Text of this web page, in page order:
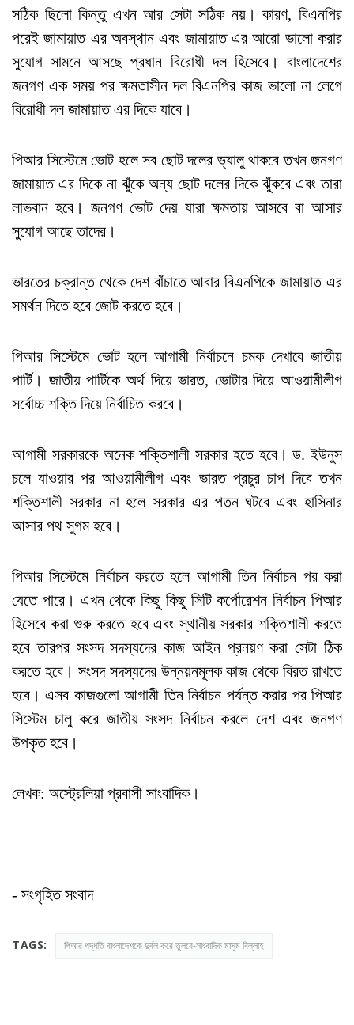
সঠিক ছিলো কিন্তু এখন আর সেটা সঠিক নয়। কারণ, বিএনপির
পরেই জামায়াত এর অবস্থান এবং জামায়াত এর আরো ভালো করার
সুযোগ সামনে আসছে প্রধান বিরোধী দল হিসেবে। বাংলাদেশের
জনগণ এক সময় পর ক্ষমতাসীন দল বিএনপির কাজ ভালো না লেগে
বিরোধী দল জামায়াত এর দিকে যাবে।
পিআর সিস্টেমে ভোট হলে সব ছোট দলের ভ্যালু থাকবে তখন জনগণ
জামায়াত এর দিকে না ঝুঁকে অন্য ছোট দলের দিকে ঝুঁকবে এবং তারা
লাভবান হবে। জনগণ ভোট দেয় যারা ক্ষমতায় আসবে বা আসার
সুযোগ আছে তাদের।
ভারতের চক্রান্ত থেকে দেশ বাঁচাতে আবার বিএনপিকে জামায়াত এর
সমর্থন দিতে হবে জোট করতে হবে।
পিআর সিস্টেমে ভোট হলে আগামী নির্বাচনে চমক দেখাবে জাতীয়
পার্টি। জাতীয় পার্টিকে অর্থ দিয়ে ভারত, ভোটার দিয়ে আওয়ামীলীগ
সর্বোচ্চ শক্তি দিয়ে নির্বাচিত করবে।
আগামী সরকারকে অনেক শক্তিশালী সরকার হতে হবে। ড. ইউনুস
চলে যাওয়ার পর আওয়ামীলীগ এবং ভারত প্রচুর চাপ দিবে তখন
শক্তিশালী সরকার না হলে সরকার এর পতন ঘটবে এবং হাসিনার
আসার পথ সুগম হবে।
পিআর সিস্টেমে নির্বাচন করতে হলে আগামী তিন নির্বাচন পর করা
যেতে পারে। এখন থেকে কিছু কিছু সিটি কর্পোরেশন নির্বাচন পিআর
হিসেবে করা শুরু করতে হবে এবং স্থানীয় সরকার শক্তিশালী করতে
হবে তারপর সংসদ সদস্যদের কাজ আইন প্রনয়ণ করা সেটা ঠিক
করতে হবে। সংসদ সদস্যদের উন্নয়নমূলক কাজ থেকে বিরত রাখতে
হবে। এসব কাজগুলো আগামী তিন নির্বাচন পর্যন্ত করার পর পিআর
সিস্টেম চালু করে জাতীয় সংসদ নির্বাচন করলে দেশ এবং জনগণ
উপকৃত হবে।
লেখক: অস্ট্রেলিয়া প্রবাসী সাংবাদিক।
- সংগৃহিত সংবাদ
TAGS: পিআর পদ্ধতি বাংলাদেশকে দুর্বল করে তুলবে-সাংবাদিক মাসুম বিল্লাহ